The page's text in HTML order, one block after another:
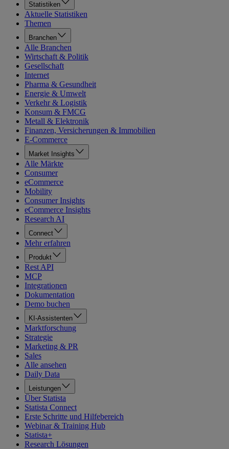
Statistiken
Aktuelle Statistiken
Themen
Branchen
Alle Branchen
Wirtschaft & Politik
Gesellschaft
Internet
Pharma & Gesundheit
Energie & Umwelt
Verkehr & Logistik
Konsum & FMCG
Metall & Elektronik
Finanzen, Versicherungen & Immobilien
E-Commerce
Market Insights
Alle Märkte
Consumer
eCommerce
Mobility
Consumer Insights
eCommerce Insights
Research AI
Connect
Mehr erfahren
Produkt
Rest API
MCP
Integrationen
Dokumentation
Demo buchen
KI-Assistenten
Marktforschung
Strategie
Marketing & PR
Sales
Alle ansehen
Daily Data
Leistungen
Über Statista
Statista Connect
Erste Schritte und Hilfebereich
Webinar & Training Hub
Statista+
Research Lösungen